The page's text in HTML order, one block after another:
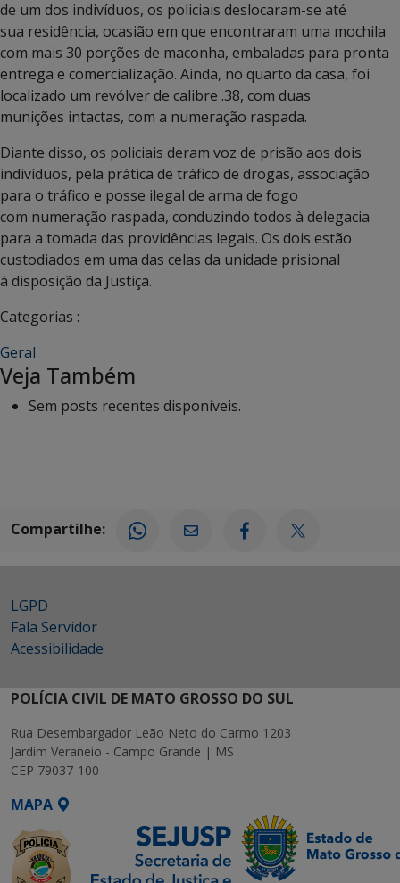
de um dos indivíduos, os policiais deslocaram-se até
sua residência, ocasião em que encontraram uma mochila
com mais 30 porções de maconha, embaladas para pronta
entrega e comercialização. Ainda, no quarto da casa, foi
localizado um revólver de calibre .38, com duas
munições intactas, com a numeração raspada.
Diante disso, os policiais deram voz de prisão aos dois
indivíduos, pela prática de tráfico de drogas, associação
para o tráfico e posse ilegal de arma de fogo
com numeração raspada, conduzindo todos à delegacia
para a tomada das providências legais. Os dois estão
custodiados em uma das celas da unidade prisional
à disposição da Justiça.
Categorias :
Geral
Veja Também
Sem posts recentes disponíveis.
Compartilhe:
LGPD
Fala Servidor
Acessibilidade
POLÍCIA CIVIL DE MATO GROSSO DO SUL
Rua Desembargador Leão Neto do Carmo 1203
Jardim Veraneio - Campo Grande | MS
CEP 79037-100
MAPA